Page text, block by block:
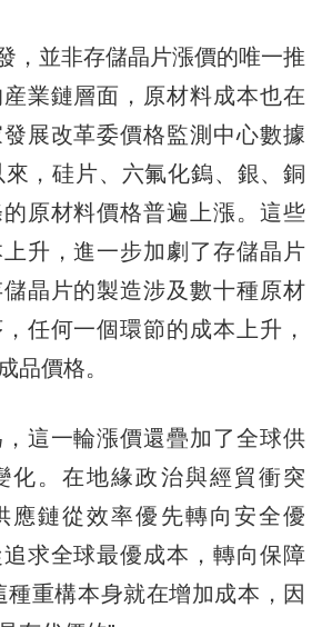
並非存儲晶片漲價的唯一推
業鏈層面，原材料成本也在
展改革委價格監測中心數據
，硅片、六氟化鎢、銀、銅
原材料價格普遍上漲。這些
升，進一步加劇了存儲晶片
晶片的製造涉及數十種原材
任何一個環節的成本上升，
品價格。
一輪漲價還疊加了全球供
化。在地緣政治與經貿衝突
應鏈從效率優先轉向安全優
求全球最優成本，轉向保障
種重構本身就在增加成本，因